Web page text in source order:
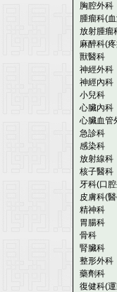
胸腔外科
腫瘤科(
放射腫瘤
麻醉科(
獸醫科
神經外科
神經內科
小兒科
心臟內科
心臟血管
急診科
感染科
放射線科
核子醫科
牙科(口
皮膚科(
精神科
胃腸科
骨科
腎臟科
整形外科
藥劑科
復健科(